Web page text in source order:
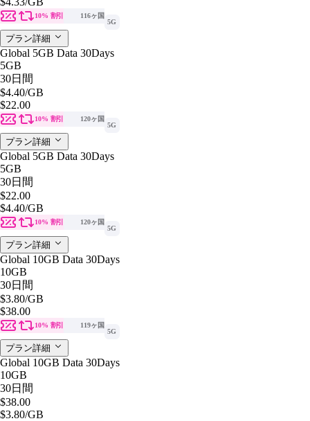
10% 割引
116ヶ国
5G
プラン詳細
Global 5GB Data 30Days
5GB
30日間
$4.40/GB
$22.00
10% 割引
120ヶ国
5G
プラン詳細
Global 5GB Data 30Days
5GB
30日間
$22.00
$4.40/GB
10% 割引
120ヶ国
5G
プラン詳細
Global 10GB Data 30Days
10GB
30日間
$3.80/GB
$38.00
10% 割引
119ヶ国
5G
プラン詳細
Global 10GB Data 30Days
10GB
30日間
$38.00
$3.80/GB